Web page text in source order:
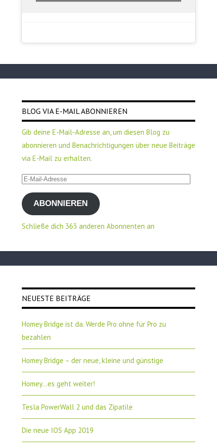
BLOG VIA E-MAIL ABONNIEREN
Gib deine E-Mail-Adresse an, um diesen Blog zu
abonnieren und Benachrichtigungen über neue Beiträge
via E-Mail zu erhalten.
E-
Mail-
AdresseABONNIEREN
Schließe dich 363 anderen Abonnenten an
NEUESTE BEITRÄGE
Homey Bridge ist da. Werde Pro ohne für Pro zu
bezahlen
Homey Bridge – der neue, kleine und günstige
Homey…es geht weiter!
Tesla PowerWall 2 und das Zipatile
Die neue IOS App 2019